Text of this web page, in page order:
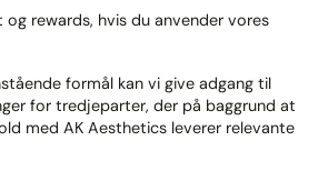
rewards, hvis du anvender vores
formål kan vi give adgang til
for tredjeparter, der på baggrund at
med AK Aesthetics leverer relevante